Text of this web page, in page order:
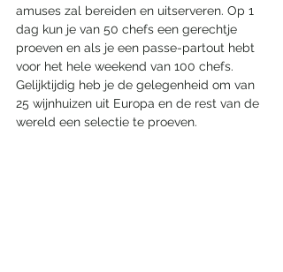
amuses zal bereiden en uitserveren. Op 1
dag kun je van 50 chefs een gerechtje
proeven en als je een passe-partout hebt
voor het hele weekend van 100 chefs.
Gelijktijdig heb je de gelegenheid om van
25 wijnhuizen uit Europa en de rest van de
wereld een selectie te proeven.